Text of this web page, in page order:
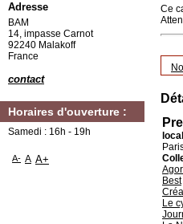
Ce
Best
Le
Adresse
BAM
14, impasse Carnot
92240 Malakoff
France
contact
Horaires d'ouverture :
Samedi : 16h - 19h
A- A A+